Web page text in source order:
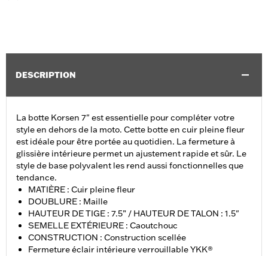
DESCRIPTION
La botte Korsen 7" est essentielle pour compléter votre
style en dehors de la moto. Cette botte en cuir pleine fleur
est idéale pour être portée au quotidien. La fermeture à
glissière intérieure permet un ajustement rapide et sûr. Le
style de base polyvalent les rend aussi fonctionnelles que
tendance.
MATIÈRE : Cuir pleine fleur
DOUBLURE : Maille
HAUTEUR DE TIGE : 7.5” / HAUTEUR DE TALON : 1.5"
SEMELLE EXTÉRIEURE : Caoutchouc
CONSTRUCTION : Construction scellée
Fermeture éclair intérieure verrouillable YKK®